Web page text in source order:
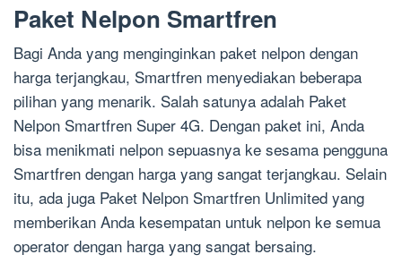
Paket Nelpon Smartfren
Bagi Anda yang menginginkan paket nelpon dengan
harga terjangkau, Smartfren menyediakan beberapa
pilihan yang menarik. Salah satunya adalah Paket
Nelpon Smartfren Super 4G. Dengan paket ini, Anda
bisa menikmati nelpon sepuasnya ke sesama pengguna
Smartfren dengan harga yang sangat terjangkau. Selain
itu, ada juga Paket Nelpon Smartfren Unlimited yang
memberikan Anda kesempatan untuk nelpon ke semua
operator dengan harga yang sangat bersaing.